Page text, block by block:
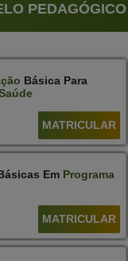
PEDAGÓGICO
Básica Para
MATRICULAR
Em Programa
MATRICULAR